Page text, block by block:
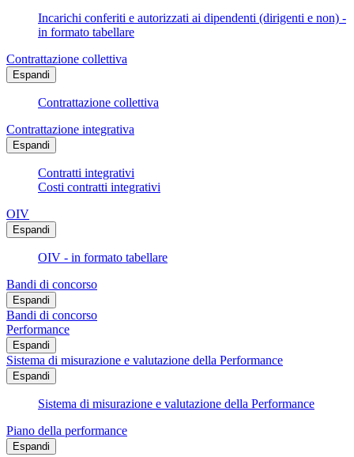
Incarichi conferiti e autorizzati ai dipendenti (dirigenti e non) -
in formato tabellare
Contrattazione collettiva
Espandi
Contrattazione collettiva
Contrattazione integrativa
Espandi
Contratti integrativi
Costi contratti integrativi
OIV
Espandi
OIV - in formato tabellare
Bandi di concorso
Espandi
Bandi di concorso
Performance
Espandi
Sistema di misurazione e valutazione della Performance
Espandi
Sistema di misurazione e valutazione della Performance
Piano della performance
Espandi